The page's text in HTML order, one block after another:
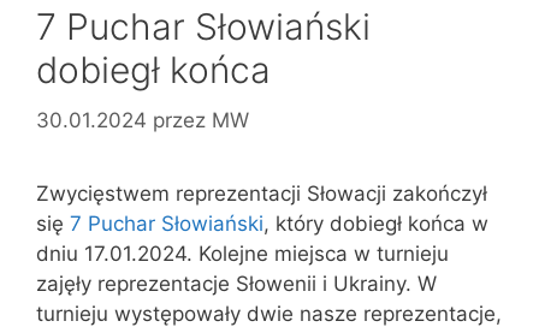
7 Puchar Słowiański
dobiegł końca
30.01.2024 przez MW
Zwycięstwem reprezentacji Słowacji zakończył
się 7 Puchar Słowiański, który dobiegł końca w
dniu 17.01.2024. Kolejne miejsca w turnieju
zajęły reprezentacje Słowenii i Ukrainy. W
turnieju występowały dwie nasze reprezentacje,